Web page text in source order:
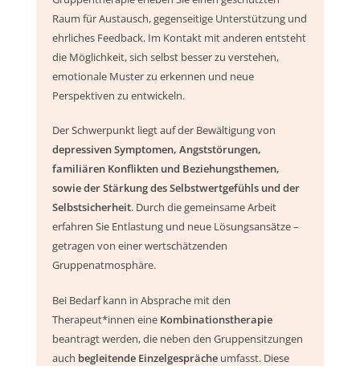
Raum für Austausch, gegenseitige Unterstützung und
ehrliches Feedback. Im Kontakt mit anderen entsteht
die Möglichkeit, sich selbst besser zu verstehen,
emotionale Muster zu erkennen und neue
Perspektiven zu entwickeln.
Der Schwerpunkt liegt auf der Bewältigung von
depressiven Symptomen, Angststörungen,
familiären Konflikten und Beziehungsthemen,
sowie der Stärkung des Selbstwertgefühls und der
Selbstsicherheit. Durch die gemeinsame Arbeit
erfahren Sie Entlastung und neue Lösungsansätze –
getragen von einer wertschätzenden
Gruppenatmosphäre.
Bei Bedarf kann in Absprache mit den
Therapeut*innen eine Kombinationstherapie
beantragt werden, die neben den Gruppensitzungen
auch begleitende Einzelgesprächeumfasst. Diese